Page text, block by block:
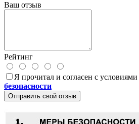
Ваш отзыв
Рейтинг
Я прочитал и согласен с условиями
безопасности
Отправить свой отзыв